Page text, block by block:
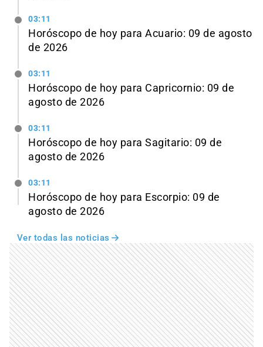
03:11
Horóscopo de hoy para Acuario: 09 de agosto
de 2026
03:11
Horóscopo de hoy para Capricornio: 09 de
agosto de 2026
03:11
Horóscopo de hoy para Sagitario: 09 de
agosto de 2026
03:11
Horóscopo de hoy para Escorpio: 09 de
agosto de 2026
Ver todas las noticias